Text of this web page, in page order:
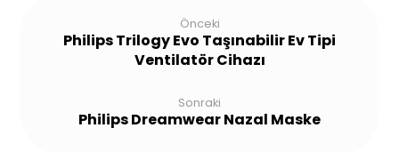
Önceki
Philips Trilogy Evo Taşınabilir Ev Tipi
Ventilatör Cihazı
Sonraki
Philips Dreamwear Nazal Maske